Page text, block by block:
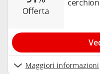
offerta
Maggiori informazioni